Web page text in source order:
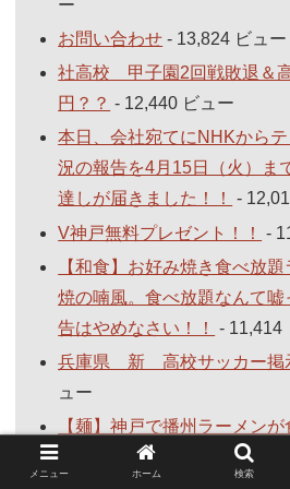
ー
お問い合わせ - 13,824 ビュー
社高校 甲子園2回戦敗退＆
円？？ - 12,440 ビュー
本日、会社宛てにNHKから
況の報告を4月15日（火）ま
達しが届きました！！
-
V神戸無料プレゼント！！
-
【和食】お好み焼き食べ放
焼の喃風。食べ放題なんて
告はやめなさい！！
- 11,414
兵庫県 新 高校サッカー掲
ュー
【麺】神戸で播州ラーメン
しました。甘醤油ラーメン
メニュー ホーム 検索